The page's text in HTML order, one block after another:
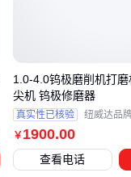
扰要
能量管
根据
热需
￥1900.00
1.0-4.0钨极磨削机打
尖机 钨极修磨器
真实性已核验 纽威达品
查看电话